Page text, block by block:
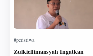
Zulkieflimansyah Ingatkan